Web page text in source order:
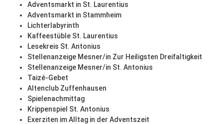
Adventsmarkt in St. Laurentius
Adventsmarkt in Stammheim
Lichterlabyrinth
Kaffeestüble St. Laurentius
Lesekreis St. Antonius
Stellenanzeige Mesner/in Zur Heiligsten Dreifaltigkeit
Stellenanzeige Mesner/in St. Antonius
Taizé-Gebet
Altenclub Zuffenhausen
Spielenachmittag
Krippenspiel St. Antonius
Exerziten im Alltag in der Adventszeit